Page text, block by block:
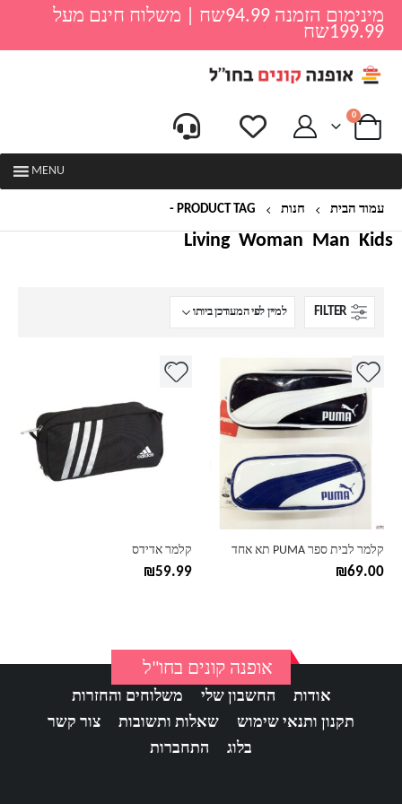
מינימום הזמנה 94.99שח | משלוח חינם מעל
199.99שח
0
MENU
עמוד הבית חנות PRODUCT TAG -
Kids
Man
Woman
Living
FILTER
קלמר לבית ספר PUMA תא אחד
₪69.00
למוצר
מספר
ניתן
לבחור
האפשרויות
בעמוד
המוצר
קלמר אדידס
₪59.99
אופנה קונים בחו"ל
אודות החשבון שלי
משלוחים והחזרות
תקנון ותנאי שימוש
שאלות ותשובות
צור קשר
בלוג
התחברות